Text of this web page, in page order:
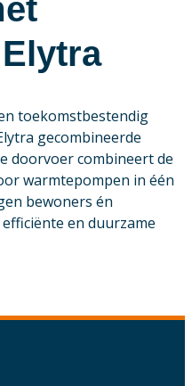
toekomstbestendig
gecombineerde
doorvoer combineert de
warmtepompen in één
bewoners én
en duurzame